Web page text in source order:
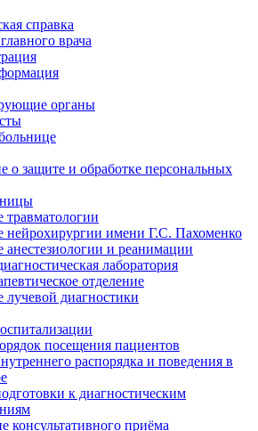
справка
врача
органы
о защите и обработке персональных
травматологии
нейрохирургии имени Г.С. Пахоменко
анестезиологии и реанимации
лаборатория
отделение
лучевой диагностики
посещения пациентов
распорядка и поведения в
к диагностическим
консультативного приёма